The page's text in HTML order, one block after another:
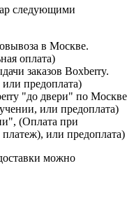
следующими
в Москве.
оплата)
заказов Boxberry.
предоплата)
"до двери" по Москве
или предоплата)
(Оплата при
или предоплата)
можно